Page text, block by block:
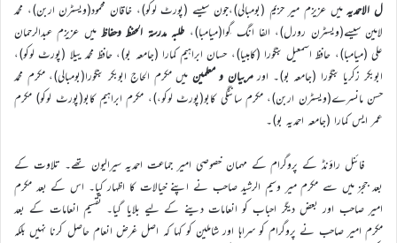
ل الاحمدیہمیں عزیزم میر حزیم (بومبالی)،جون سیسے (پورٹ لوکو)، خاقان محمود(ویسٹرن اربن)، محمد
لامین سیسے(ویسٹرن رورل)، الفا انگ گِوا(میامبا)، طلبہ مدرسۃ الحفظ وحفاظ میں عزیزم عبدالرحمان
علی (میامبا)، حافظ اسمعیل بنگورا (کامبیا)، حسان ابراہیم کمارا (جامعہ بو)، حافظ محمد ییلا (پورٹ لوکو)،
ابوبکر زکریا بنگورا (جامعہ بو)۔ اورمربیان و معلمین میں مکرم الحاج ابوبکر بنگورا(بومبالی)، مکرم محمد
حسن مانسرے(ویسٹرن اربن)، مکرم سانٹگی کابو(پورٹ لوکو،)، مکرم ابراہیم کابو(پورٹ لوکو) مکرم
عمر ایس کمارا (جامعہ احمدیہ بو)۔
فائنل راؤنڈ کے پروگرام کے مہمان خصوصی امیر جماعت احمدیہ سیرالیون تھے۔ تلاوت کے
بعد ججز میں سے مکرم میر وسیم الرشید صاحب نے اپنے خیالات کا اظہار کیا۔ اس کے بعد مکرم
امیر صاحب اور بعض دیگر احباب کو انعامات دینے کے لیے بلایا گیا۔ تقسیم انعامات کے بعد
مکرم امیر صاحب نے پروگرام کو سراہا اور شاملین کو کہا کہ اصل غرض انعام حاصل کرنا نہیں بلکہ